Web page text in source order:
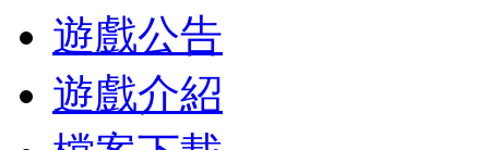
遊戲公告
遊戲介紹